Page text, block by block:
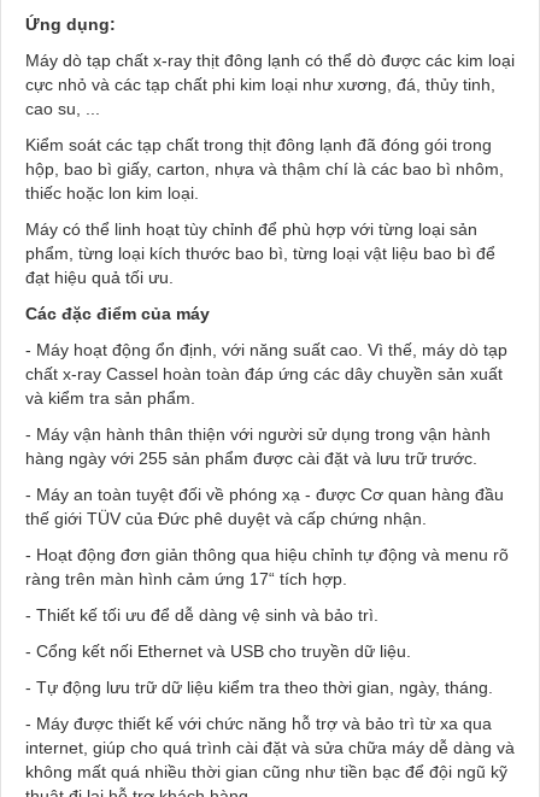
Ứng dụng:
Máy dò tạp chất x-ray thịt đông lạnh có thể dò được các kim loại
cực nhỏ và các tạp chất phi kim loại như xương, đá, thủy tinh,
cao su, ...
Kiểm soát các tạp chất trong thịt đông lạnh đã đóng gói trong
hộp, bao bì giấy, carton, nhựa và thậm chí là các bao bì nhôm,
thiếc hoặc lon kim loại.
Máy có thể linh hoạt tùy chỉnh để phù hợp với từng loại sản
phẩm, từng loại kích thước bao bì, từng loại vật liệu bao bì để
đạt hiệu quả tối ưu.
Các đặc điểm của máy
- Máy hoạt động ổn định, với năng suất cao. Vì thế, máy dò tạp
chất x-ray Cassel hoàn toàn đáp ứng các dây chuyền sản xuất
và kiểm tra sản phẩm.
- Máy vận hành thân thiện với người sử dụng trong vận hành
hàng ngày với 255 sản phẩm được cài đặt và lưu trữ trước.
- Máy an toàn tuyệt đối về phóng xạ - được Cơ quan hàng đầu
thế giới TÜV của Đức phê duyệt và cấp chứng nhận.
- Hoạt động đơn giản thông qua hiệu chỉnh tự động và menu rõ
ràng trên màn hình cảm ứng 17“ tích hợp.
- Thiết kế tối ưu để dễ dàng vệ sinh và bảo trì.
- Cổng kết nối Ethernet và USB cho truyền dữ liệu.
- Tự động lưu trữ dữ liệu kiểm tra theo thời gian, ngày, tháng.
- Máy được thiết kế với chức năng hỗ trợ và bảo trì từ xa qua
internet, giúp cho quá trình cài đặt và sửa chữa máy dễ dàng và
không mất quá nhiều thời gian cũng như tiền bạc để đội ngũ kỹ